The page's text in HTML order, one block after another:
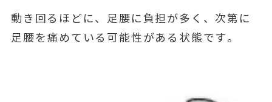
動き回るほどに、足腰に負担が多く、次第に
足腰を痛めている可能性がある状態です。